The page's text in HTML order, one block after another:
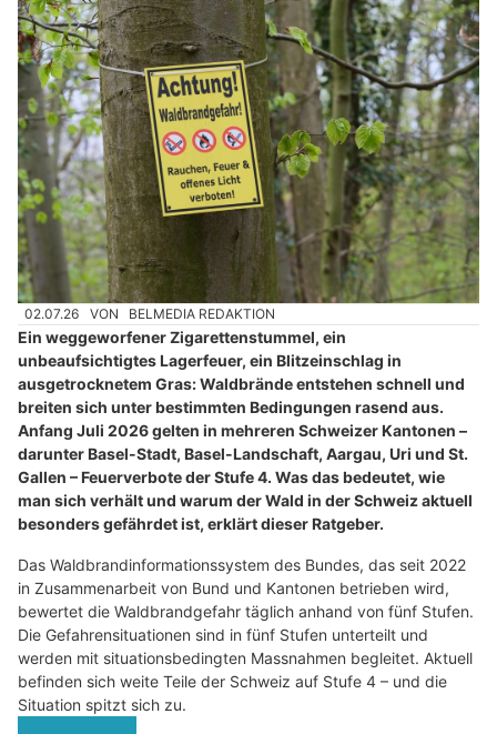
02.07.26 VON BELMEDIA REDAKTION
Ein weggeworfener Zigarettenstummel, ein
unbeaufsichtigtes Lagerfeuer, ein Blitzeinschlag in
ausgetrocknetem Gras: Waldbrände entstehen schnell und
breiten sich unter bestimmten Bedingungen rasend aus.
Anfang Juli 2026 gelten in mehreren Schweizer Kantonen –
darunter Basel-Stadt, Basel-Landschaft, Aargau, Uri und St.
Gallen – Feuerverbote der Stufe 4. Was das bedeutet, wie
man sich verhält und warum der Wald in der Schweiz aktuell
besonders gefährdet ist, erklärt dieser Ratgeber.
Das Waldbrandinformationssystem des Bundes, das seit 2022
in Zusammenarbeit von Bund und Kantonen betrieben wird,
bewertet die Waldbrandgefahr täglich anhand von fünf Stufen.
Die Gefahrensituationen sind in fünf Stufen unterteilt und
werden mit situationsbedingten Massnahmen begleitet. Aktuell
befinden sich weite Teile der Schweiz auf Stufe 4 – und die
Situation spitzt sich zu.